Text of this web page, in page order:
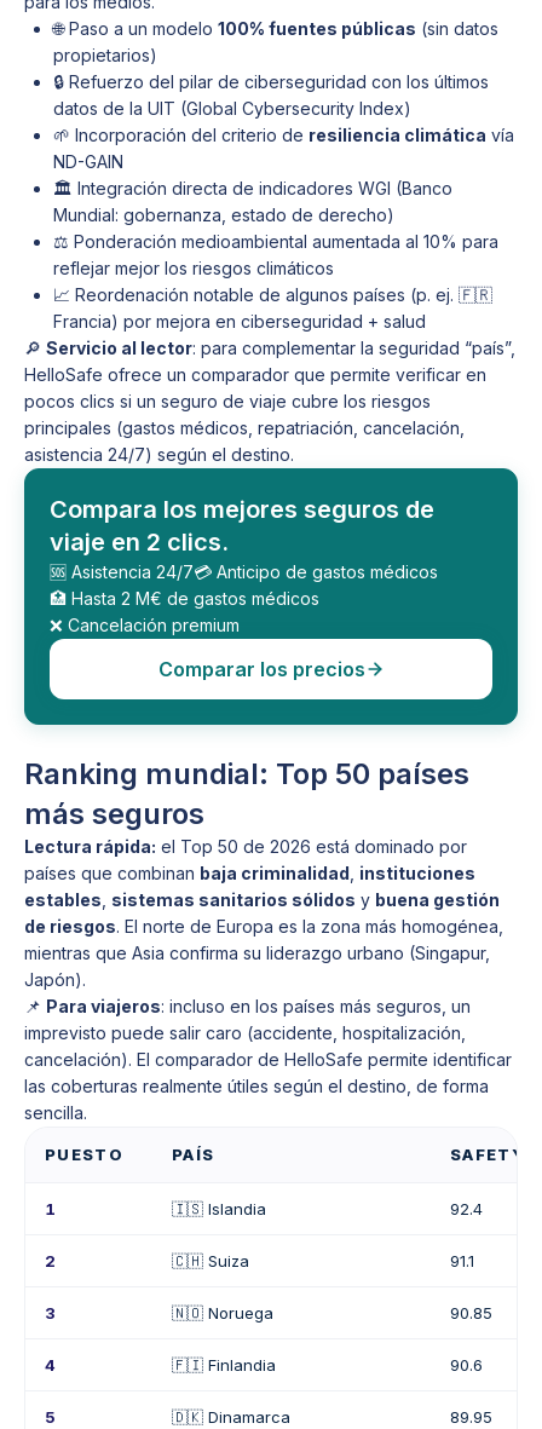
🌐 Paso a un modelo 100% fuentes públicas (sin datos
propietarios)
🔒 Refuerzo del pilar de ciberseguridad con los últimos
datos de la UIT (Global Cybersecurity Index)
🌱 Incorporación del criterio de resiliencia climática vía
ND-GAIN
🏛 Integración directa de indicadores WGI (Banco
Mundial: gobernanza, estado de derecho)
⚖️ Ponderación medioambiental aumentada al 10% para
reflejar mejor los riesgos climáticos
📈 Reordenación notable de algunos países (p. ej. 🇫🇷
Francia) por mejora en ciberseguridad + salud
🔎 Servicio al lector: para complementar la seguridad “país”,
HelloSafe ofrece un comparador que permite verificar en
pocos clics si un seguro de viaje cubre los riesgos
principales (gastos médicos, repatriación, cancelación,
asistencia 24/7) según el destino.
Compara los mejores seguros de
viaje en 2 clics.
🆘 Asistencia 24/7💳 Anticipo de gastos médicos
🏥 Hasta 2 M€ de gastos médicos
❌ Cancelación premium
Comparar los precios
Ranking mundial: Top 50 países
más seguros
Lectura rápida: el Top 50 de 2026 está dominado por
países que combinan baja criminalidad instituciones
estables sistemas sanitarios sólidos y buena gestión
de riesgos. El norte de Europa es la zona más homogénea,
mientras que Asia confirma su liderazgo urbano (Singapur,
Japón).
📌 Para viajeros: incluso en los países más seguros, un
imprevisto puede salir caro (accidente, hospitalización,
cancelación). El comparador de HelloSafe permite identificar
las coberturas realmente útiles según el destino, de forma
sencilla.
PUESTO PAÍS SAFETY
1 🇮🇸 Islandia 92.4
2 🇨🇭 Suiza 91.1
3 🇳🇴 Noruega 90.85
4 🇫🇮 Finlandia 90.6
5 🇩🇰 Dinamarca 89.95